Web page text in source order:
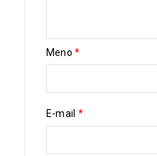
Meno*
E-mail *